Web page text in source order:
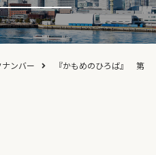
ンバー
『かもめのひろば』 第